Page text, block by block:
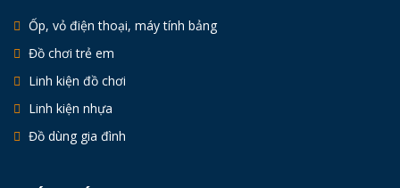
Ốp, vỏ điện thoại, máy tính bảng
Đồ chơi trẻ em
Linh kiện đồ chơi
Linh kiện nhựa
Đồ dùng gia đình